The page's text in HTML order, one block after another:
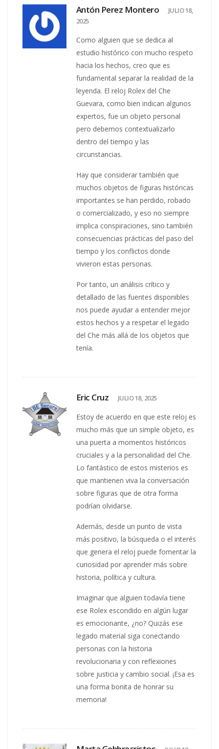
Antón Perez Montero
JULIO 18,
2025
Como alguien que se dedica al
estudio histórico con mucho respeto
hacia los hechos, creo que es
fundamental separar la realidad de la
leyenda. El reloj Rolex del Che
Guevara, como bien indican algunos
expertos, fue un objeto personal
pero debemos contextualizarlo
dentro del tiempo y las
circunstancias.
Hay que considerar también que
muchos objetos de figuras históricas
importantes se han perdido, robado
o comercializado, y eso no siempre
implica conspiraciones, sino también
consecuencias prácticas del paso del
tiempo y los conflictos donde
vivieron estas personas.
Por tanto, un análisis crítico y
detallado de las fuentes disponibles
nos puede ayudar a entender mejor
estos hechos y a respetar el legado
del Che más allá de los objetos que
tenía.
Eric Cruz JULIO 18, 2025
Estoy de acuerdo en que este reloj es
mucho más que un simple objeto, es
una puerta a momentos históricos
cruciales y a la personalidad del Che.
Lo fantástico de estos misterios es
que mantienen viva la conversación
sobre figuras que de otra forma
podrían olvidarse.
Además, desde un punto de vista
más positivo, la búsqueda o el interés
que genera el reloj puede fomentar la
curiosidad por aprender más sobre
historia, política y cultura.
Imaginar que alguien todavía tiene
ese Rolex escondido en algún lugar
es emocionante, ¿no? Quizás ese
legado material siga conectando
personas con la historia
revolucionaria y con reflexiones
sobre justicia y cambio social. ¡Esa es
una forma bonita de honrar su
memoria!